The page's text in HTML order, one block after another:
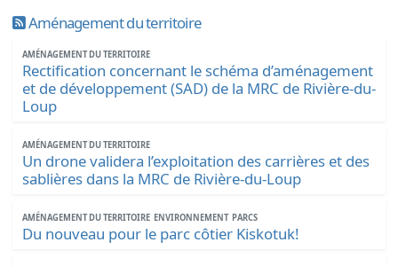
Aménagement du territoire
AMÉNAGEMENT DU TERRITOIRE
Rectification concernant le schéma d’aménagement
et de développement (SAD) de la MRC de Rivière-du-
Loup
AMÉNAGEMENT DU TERRITOIRE
Un drone validera l’exploitation des carrières et des
sablières dans la MRC de Rivière-du-Loup
AMÉNAGEMENT DU TERRITOIRE ENVIRONNEMENT PARCS
Du nouveau pour le parc côtier Kiskotuk!